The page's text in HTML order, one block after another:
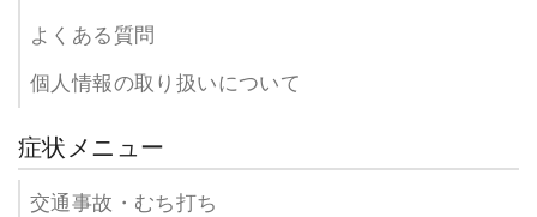
よくある質問
個人情報の取り扱いについて
症状メニュー
交通事故・むち打ち